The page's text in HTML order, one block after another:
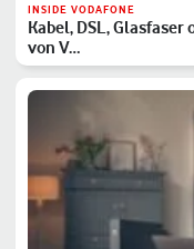
INSIDE VODAFONE
Kabel, DSL,
von V…